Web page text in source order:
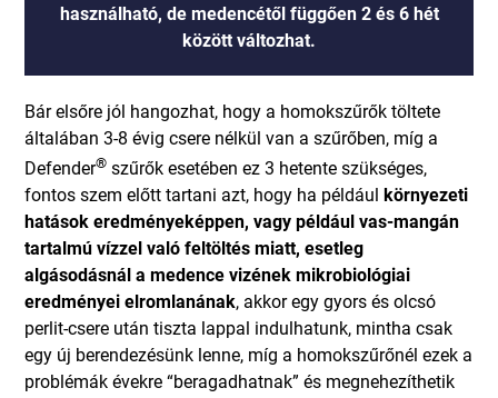
használható, de medencétől függően 2 és 6 hét
között változhat.
Bár elsőre jól hangozhat, hogy a homokszűrők töltete
általában 3-8 évig csere nélkül van a szűrőben, míg a
Defender® szűrők esetében ez 3 hetente szükséges,
fontos szem előtt tartani azt, hogy ha példáulkörnyezeti
hatások eredményeképpen, vagy például vas-mangán
tartalmú vízzel való feltöltés miatt, esetleg
algásodásnál a medence vizének mikrobiológiai
eredményei elromlanának, akkor egy gyors és olcsó
perlit-csere után tiszta lappal indulhatunk, mintha csak
egy új berendezésünk lenne, míg a homokszűrőnél ezek a
problémák évekre “beragadhatnak” és megnehezíthetik